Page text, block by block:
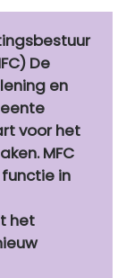
De
en
voor het
MFC
in
het